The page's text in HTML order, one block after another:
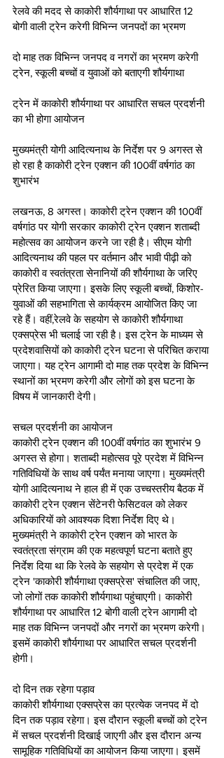
रेलवे की मदद से काकोरी शौर्यगाथा पर आधारित 12
बोगी वाली ट्रेन करेगी विभिन्न जनपदों का भ्रमण
दो माह तक विभिन्न जनपद व नगरों का भ्रमण करेगी
ट्रेन, स्कूली बच्चों व युवाओं को बताएगी शौर्यगाथा
ट्रेन में काकोरी शौर्यगाथा पर आधारित सचल प्रदर्शनी
का भी होगा आयोजन
मुख्यमंत्री योगी आदित्यनाथ के निर्देश पर 9 अगस्त से
हो रहा है काकोरी ट्रेन एक्शन की 100वीं वर्षगांठ का
शुभारंभ
लखनऊ, 8 अगस्त। काकोरी ट्रेन एक्शन की 100वीं
वर्षगांठ पर योगी सरकार काकोरी ट्रेन एक्शन शताब्दी
महोत्सव का आयोजन करने जा रही है। सीएम योगी
आदित्यनाथ की पहल पर वर्तमान और भावी पीढ़ी को
काकोरी व स्वतंत्रता सेनानियों की शौर्यगाथा के जरिए
प्रेरित किया जाएगा। इसके लिए स्कूली बच्चों, किशोर-
युवाओं की सहभागिता से कार्यक्रम आयोजित किए जा
रहे हैं। वहीं,रेलवे के सहयोग से काकोरी शौर्यगाथा
एक्सप्रेस भी चलाई जा रही है। इस ट्रेन के माध्यम से
प्रदेशवासियों को काकोरी ट्रेन घटना से परिचित कराया
जाएगा। यह ट्रेन आगामी दो माह तक प्रदेश के विभिन्न
स्थानों का भ्रमण करेगी और लोगों को इस घटना के
विषय में जानकारी देगी।
सचल प्रदर्शनी का आयोजन
काकोरी ट्रेन एक्शन की 100वीं वर्षगांठ का शुभारंभ 9
अगस्त से होगा। शताब्दी महोत्सव पूरे प्रदेश में विभिन्न
गतिविधियों के साथ वर्ष पर्यंत मनाया जाएगा। मुख्यमंत्री
योगी आदित्यनाथ ने हाल ही में एक उच्चस्तरीय बैठक में
काकोरी ट्रेन एक्शन सेंटेनरी फेसिटवल को लेकर
अधिकारियों को आवश्यक दिशा निर्देश दिए थे।
मुख्यमंत्री ने काकोरी ट्रेन एक्शन को भारत के
स्वतंत्रता संग्राम की एक महत्वपूर्ण घटना बताते हुए
निर्देश दिया था कि रेलवे के सहयोग से प्रदेश में एक
ट्रेन 'काकोरी शौर्यगाथा एक्सप्रेस' संचालित की जाए,
जो लोगों तक काकोरी शौर्यगाथा पहुंचाएगी। काकोरी
शौर्यगाथा पर आधारित 12 बोगी वाली ट्रेन आगामी दो
माह तक विभिन्न जनपदों और नगरों का भ्रमण करेगी।
इसमें काकोरी शौर्यगाथा पर आधारित सचल प्रदर्शनी
होगी।
दो दिन तक रहेगा पड़ाव
काकोरी शौर्यगाथा एक्सप्रेस का प्रत्येक जनपद में दो
दिन तक पड़ाव रहेगा। इस दौरान स्कूली बच्चों को ट्रेन
में सचल प्रदर्शनी दिखाई जाएगी और इस दौरान अन्य
सामूहिक गतिविधियों का आयोजन किया जाएगा। इसमें